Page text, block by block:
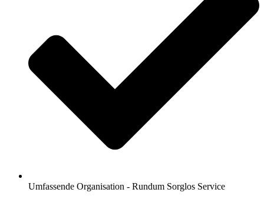
Umfassende Organisation - Rundum Sorglos Service